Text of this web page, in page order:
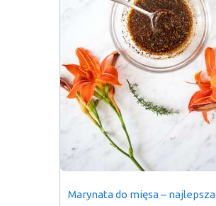
Marynata do mięsa – najlepsza